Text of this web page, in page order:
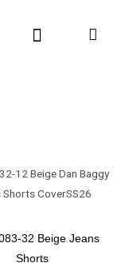
32 Beige Jeans
Shorts